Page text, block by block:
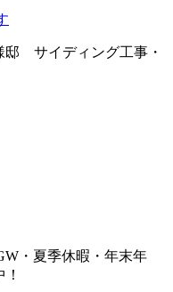
サイディング工事・
・夏季休暇・年末年